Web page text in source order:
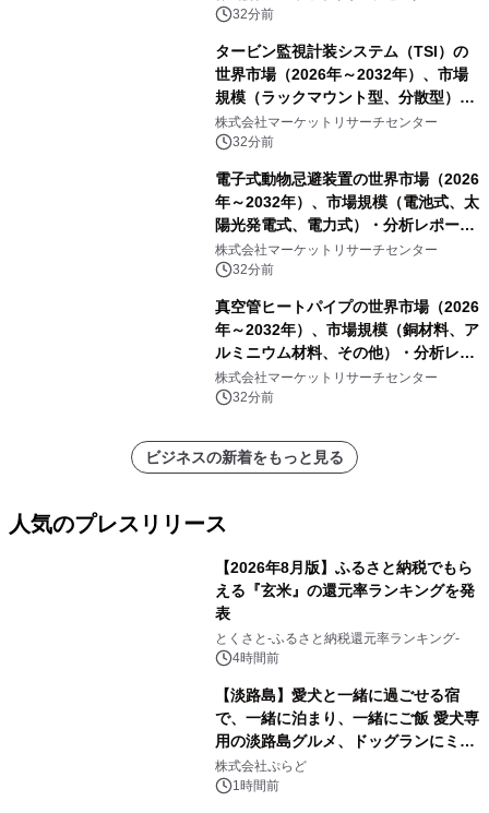
発表32分前
タービン監視計装システム（TSI）の
世界市場（2026年～2032年）、市場
規模（ラックマウント型、分散型）・
分析レポートを発表
株式会社マーケットリサーチセンター
32分前
電子式動物忌避装置の世界市場（2026
年～2032年）、市場規模（電池式、太
陽光発電式、電力式）・分析レポート
を発表
株式会社マーケットリサーチセンター
32分前
真空管ヒートパイプの世界市場（2026
年～2032年）、市場規模（銅材料、ア
ルミニウム材料、その他）・分析レポ
ートを発表
株式会社マーケットリサーチセンター
32分前
ビジネスの新着をもっと見る
人気のプレスリリース
【2026年8月版】ふるさと納税でもら
える『玄米』の還元率ランキングを発
表
とくさと-ふるさと納税還元率ランキング-
4時間前
【淡路島】愛犬と一緒に過ごせる宿
で、一緒に泊まり、一緒にご飯 愛犬専
用の淡路島グルメ、ドッグランにミニ
プール グランピングとトレーラーハウ
スの2施設で
株式会社ぷらど
1時間前